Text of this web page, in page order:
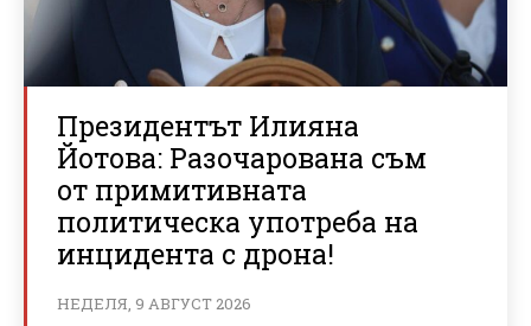
Президентът Илияна
Йотова: Разочарована съм
от примитивната
политическа употреба на
инцидента с дрона!
НЕДЕЛЯ, 9 АВГУСТ 2026